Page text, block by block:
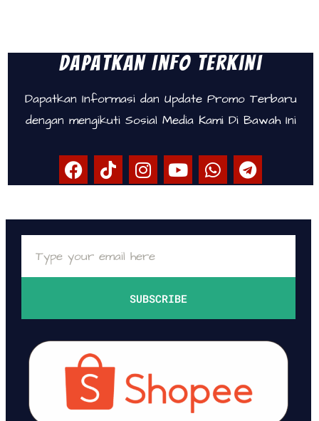
Dapatkan Info Terkini
Dapatkan Informasi dan Update Promo Terbaru
dengan mengikuti Sosial Media Kami Di Bawah Ini
SUBSCRIBE